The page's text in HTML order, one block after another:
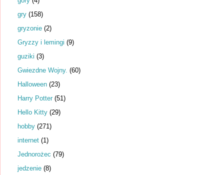
gry (158)
gryzonie (2)
Gryzzy i lemingi (9)
guziki (3)
Gwiezdne Wojny. (60)
Halloween (23)
Harry Potter (51)
Hello Kitty (29)
hobby (271)
internet (1)
Jednorożec (79)
jedzenie (8)